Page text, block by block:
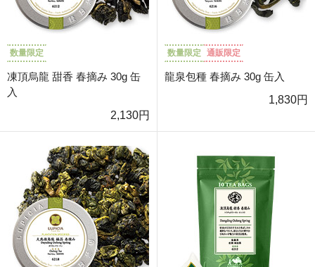
数量限定
凍頂烏龍 甜香 春摘み 30g 缶
入
2,130円
数量限定 通販限定
龍泉包種 春摘み 30g 缶入
1,830円